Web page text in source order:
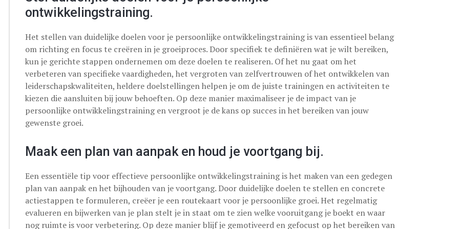
ontwikkelingstraining.
Het stellen van duidelijke doelen voor je persoonlijke ontwikkelingstraining is van essentieel belang
om richting en focus te creëren in je groeiproces. Door specifiek te definiëren wat je wilt bereiken,
kun je gerichte stappen ondernemen om deze doelen te realiseren. Of het nu gaat om het
verbeteren van specifieke vaardigheden, het vergroten van zelfvertrouwen of het ontwikkelen van
leiderschapskwaliteiten, heldere doelstellingen helpen je om de juiste trainingen en activiteiten te
kiezen die aansluiten bij jouw behoeften. Op deze manier maximaliseer je de impact van je
persoonlijke ontwikkelingstraining en vergroot je de kans op succes in het bereiken van jouw
gewenste groei.
Maak een plan van aanpak en houd je voortgang bij.
Een essentiële tip voor effectieve persoonlijke ontwikkelingstraining is het maken van een gedegen
plan van aanpak en het bijhouden van je voortgang. Door duidelijke doelen te stellen en concrete
actiestappen te formuleren, creëer je een routekaart voor je persoonlijke groei. Het regelmatig
evalueren en bijwerken van je plan stelt je in staat om te zien welke vooruitgang je boekt en waar
nog ruimte is voor verbetering. Op deze manier blijf je gemotiveerd en gefocust op het bereiken van